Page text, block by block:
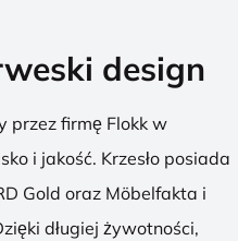
design
przez firmę Flokk w
i jakość. Krzesło posiada
Gold oraz Möbelfakta i
długiej żywotności,